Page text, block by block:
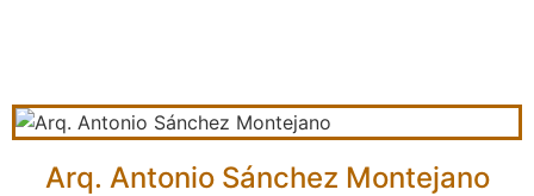
Arq. Antonio Sánchez Montejano